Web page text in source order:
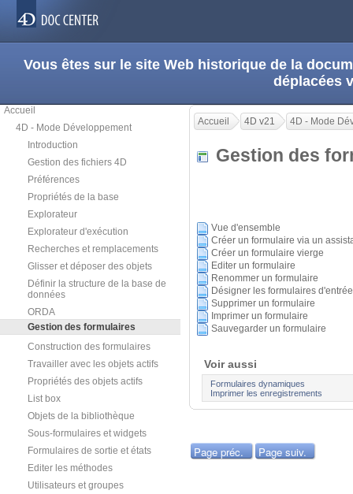
Vous êtes sur le site Web historique de la
déplacées
Accueil
4D - Mode Développement
Introduction
Gestion des fichiers 4D
Préférences
Propriétés de la base
Explorateur
Explorateur d'exécution
Recherches et remplacements
Glisser et déposer des objets
Définir la structure de la base de
données
ORDA
Gestion des formulaires
Construction des formulaires
Travailler avec les objets actifs
Propriétés des objets actifs
List box
Objets de la bibliothèque
Sous-formulaires et widgets
Formulaires de sortie et états
Editer les méthodes
Utilisateurs et groupes
Accueil 4D v21 4D - Mode
Gestion des
Vue d'ensemble
Créer un formulaire via un
Créer un formulaire vierge
Editer un formulaire
Renommer un formulaire
Désigner les formulaires
Supprimer un formulaire
Imprimer un formulaire
Sauvegarder un formulaire
Voir aussi
Formulaires dynamiques
Imprimer les enregistrements
Page préc. Page suiv.